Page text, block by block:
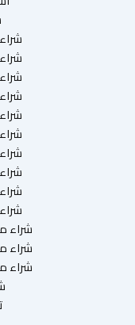
شراء
شراء
شراء